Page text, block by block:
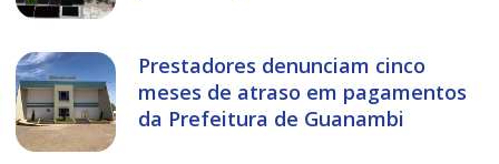
Prestadores denunciam cinco
meses de atraso em pagamentos
da Prefeitura de Guanambi